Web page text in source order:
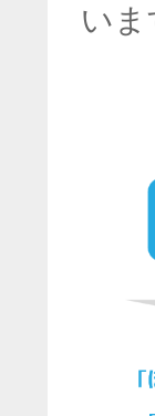
いま